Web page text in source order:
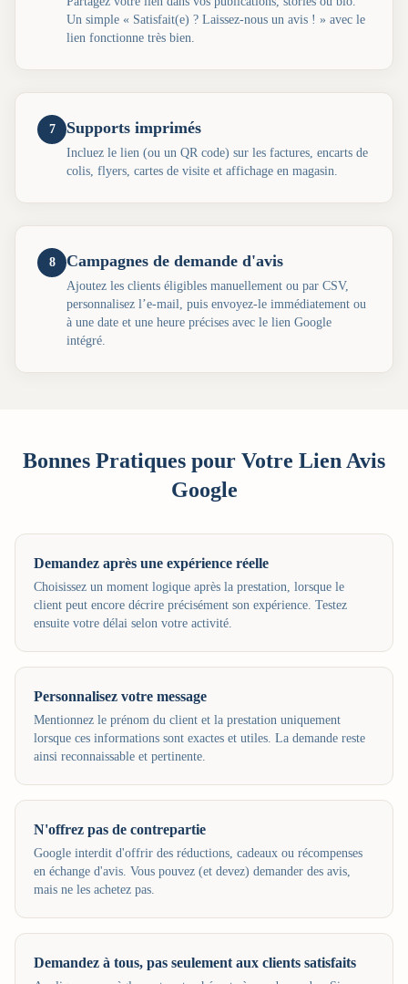
Un simple « Satisfait(e) ? Laissez-nous un avis ! » avec le
lien fonctionne très bien.
7 Supports imprimés
Incluez le lien (ou un QR code) sur les factures, encarts de
colis, flyers, cartes de visite et affichage en magasin.
8 Campagnes de demande d'avis
Ajoutez les clients éligibles manuellement ou par CSV,
personnalisez l’e-mail, puis envoyez-le immédiatement ou
à une date et une heure précises avec le lien Google
intégré.
Bonnes Pratiques pour Votre Lien Avis
Google
Demandez après une expérience réelle
Choisissez un moment logique après la prestation, lorsque le
client peut encore décrire précisément son expérience. Testez
ensuite votre délai selon votre activité.
Personnalisez votre message
Mentionnez le prénom du client et la prestation uniquement
lorsque ces informations sont exactes et utiles. La demande reste
ainsi reconnaissable et pertinente.
N'offrez pas de contrepartie
Google interdit d'offrir des réductions, cadeaux ou récompenses
en échange d'avis. Vous pouvez (et devez) demander des avis,
mais ne les achetez pas.
Demandez à tous, pas seulement aux clients satisfaits